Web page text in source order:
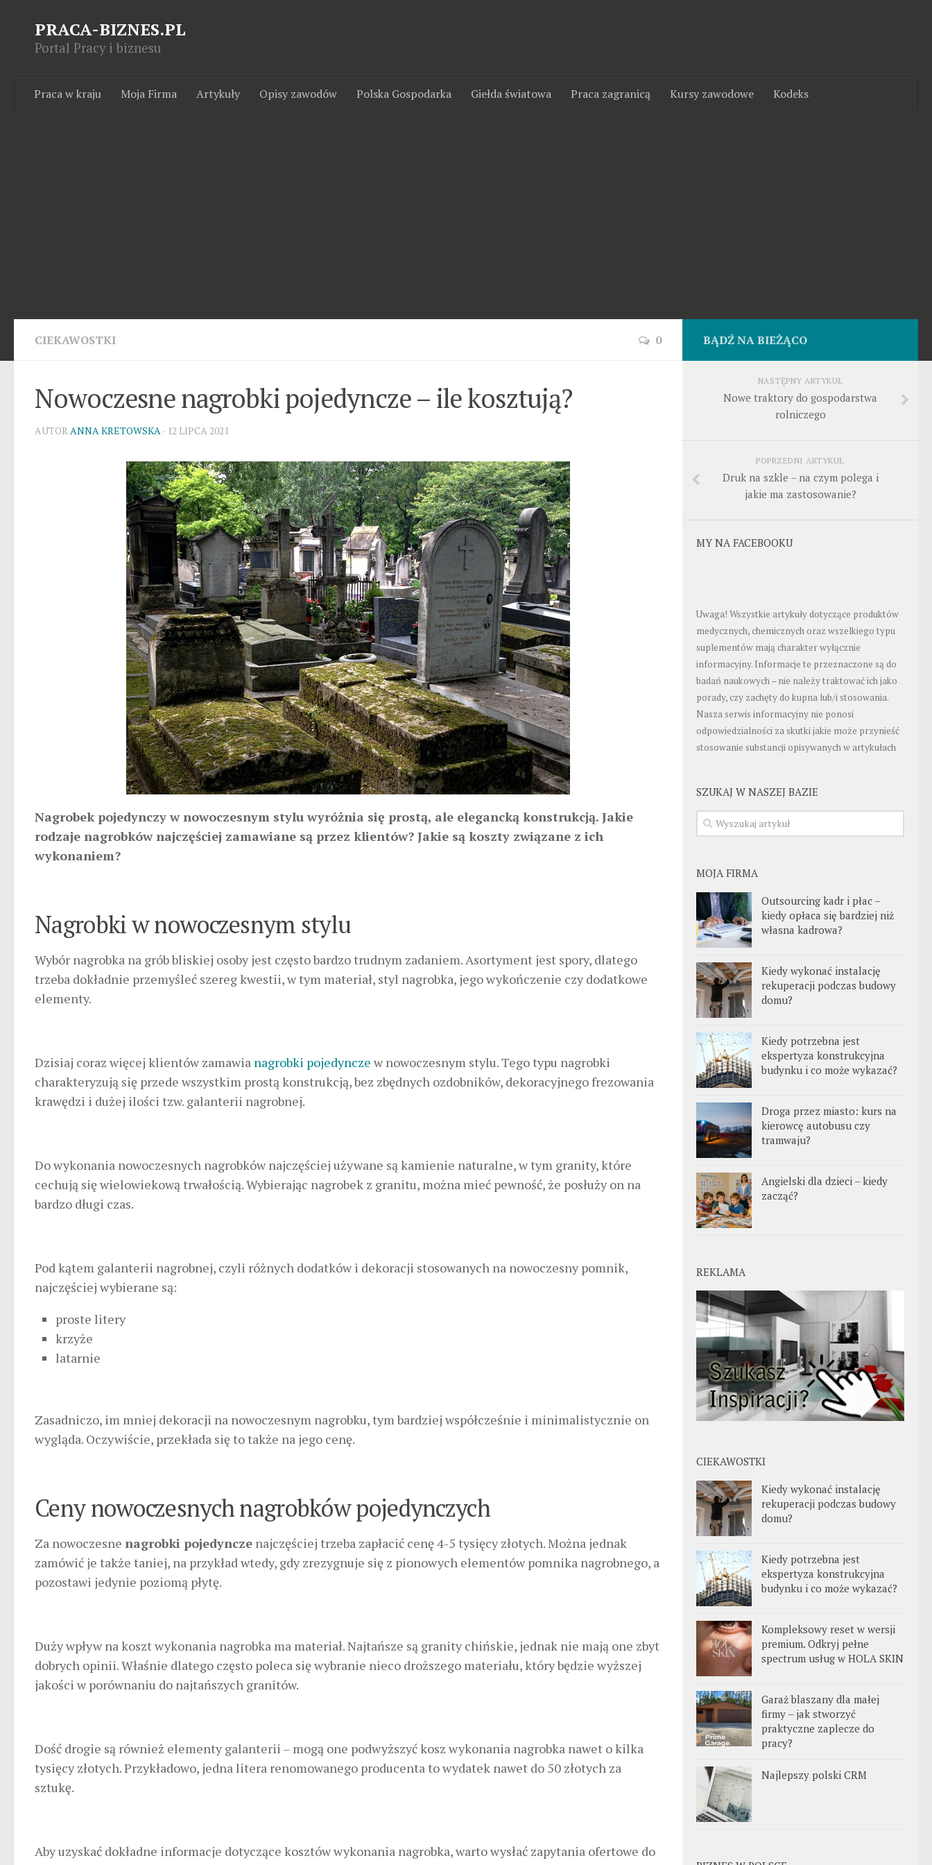
PRACA-BIZNES.PL
Portal Pracy i biznesu
Praca w kraju Moja Firma Artykuły Opisy zawodów Polska Gospodarka Giełda światowa Praca zagranicą Kursy zawodowe Kodeks
CIEKAWOSTKI 0
Nowoczesne nagrobki pojedyncze – ile kosztują?
AUTOR ANNA KRETOWSKA · 12 LIPCA 2021
Nagrobek pojedynczy w nowoczesnym stylu wyróżnia się prostą, ale elegancką konstrukcją. Jakie
rodzaje nagrobków najczęściej zamawiane są przez klientów? Jakie są koszty związane z ich
wykonaniem?
Nagrobki w nowoczesnym stylu
Wybór nagrobka na grób bliskiej osoby jest często bardzo trudnym zadaniem. Asortyment jest spory, dlatego
trzeba dokładnie przemyśleć szereg kwestii, w tym materiał, styl nagrobka, jego wykończenie czy dodatkowe
elementy.
Dzisiaj coraz więcej klientów zamawia nagrobki pojedyncze w nowoczesnym stylu. Tego typu nagrobki
charakteryzują się przede wszystkim prostą konstrukcją, bez zbędnych ozdobników, dekoracyjnego frezowania
krawędzi i dużej ilości tzw. galanterii nagrobnej.
Do wykonania nowoczesnych nagrobków najczęściej używane są kamienie naturalne, w tym granity, które
cechują się wielowiekową trwałością. Wybierając nagrobek z granitu, można mieć pewność, że posłuży on na
bardzo długi czas.
Pod kątem galanterii nagrobnej, czyli różnych dodatków i dekoracji stosowanych na nowoczesny pomnik,
najczęściej wybierane są:
proste litery
krzyże
latarnie
Zasadniczo, im mniej dekoracji na nowoczesnym nagrobku, tym bardziej współcześnie i minimalistycznie on
wygląda. Oczywiście, przekłada się to także na jego cenę.
Ceny nowoczesnych nagrobków pojedynczych
Za nowoczesne nagrobki pojedyncze najczęściej trzeba zapłacić cenę 4-5 tysięcy złotych. Można jednak
zamówić je także taniej, na przykład wtedy, gdy zrezygnuje się z pionowych elementów pomnika nagrobnego, a
pozostawi jedynie poziomą płytę.
Duży wpływ na koszt wykonania nagrobka ma materiał. Najtańsze są granity chińskie, jednak nie mają one zbyt
dobrych opinii. Właśnie dlatego często poleca się wybranie nieco droższego materiału, który będzie wyższej
jakości w porównaniu do najtańszych granitów.
Dość drogie są również elementy galanterii – mogą one podwyższyć kosz wykonania nagrobka nawet o kilka
tysięcy złotych. Przykładowo, jedna litera renomowanego producenta to wydatek nawet do 50 złotych za
sztukę.
Aby uzyskać dokładne informacje dotyczące kosztów wykonania nagrobka, warto wysłać zapytania ofertowe do
BĄDŹ NA BIEŻĄCO
NASTĘPNY ARTYKUŁ
Nowe traktory do gospodarstwa
rolniczego
POPRZEDNI ARTYKUŁ
Druk na szkle – na czym polega i
jakie ma zastosowanie?
MY NA FACEBOOKU
Uwaga! Wszystkie artykuły dotyczące produktów
medycznych, chemicznych oraz wszelkiego typu
suplementów mają charakter wyłącznie
informacyjny. Informacje te przeznaczone są do
badań naukowych – nie należy traktować ich jako
porady, czy zachęty do kupna lub/i stosowania.
Nasza serwis informacyjny nie ponosi
odpowiedzialności za skutki jakie może przynieść
stosowanie substancji opisywanych w artykułach
SZUKAJ W NASZEJ BAZIE
MOJA FIRMA
Outsourcing kadr i płac –
kiedy opłaca się bardziej niż
własna kadrowa?
Kiedy wykonać instalację
rekuperacji podczas budowy
domu?
Kiedy potrzebna jest
ekspertyza konstrukcyjna
budynku i co może wykazać?
Droga przez miasto: kurs na
kierowcę autobusu czy
tramwaju?
Angielski dla dzieci – kiedy
zacząć?
REKLAMA
CIEKAWOSTKI
Kiedy wykonać instalację
rekuperacji podczas budowy
domu?
Kiedy potrzebna jest
ekspertyza konstrukcyjna
budynku i co może wykazać?
Kompleksowy reset w wersji
premium. Odkryj pełne
spectrum usług w HOLA SKIN
Garaż blaszany dla małej
firmy – jak stworzyć
praktyczne zaplecze do
pracy?
Najlepszy polski CRM